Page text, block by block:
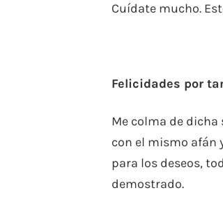
Cuídate mucho.
Felicidades por
Me colma de
con el mismo afán
para los deseos,
demostrado.